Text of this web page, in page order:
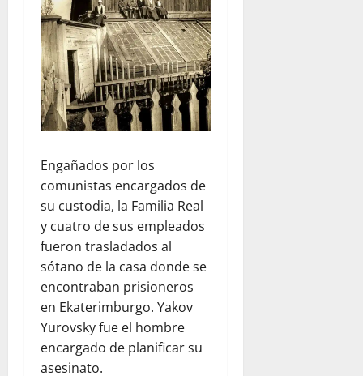
Engañados por los
comunistas encargados de
su custodia, la Familia Real
y cuatro de sus empleados
fueron trasladados al
sótano de la casa donde se
encontraban prisioneros
en Ekaterimburgo. Yakov
Yurovsky fue el hombre
encargado de planificar su
asesinato.